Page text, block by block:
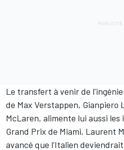
Le transfert à venir de
de Max Verstappen, Gianpiero
McLaren, alimente lui aussi
Grand Prix de Miami, Laurent
avancé que l'Italien